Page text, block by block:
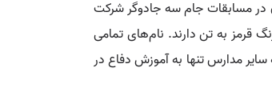
در مسابقات جام سه جادوگر شرکت
قرمز به تن دارند. نام‌های تمامی
مدارس تنها به آموزش دفاع در